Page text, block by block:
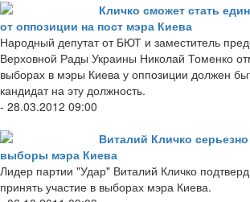
Кличко сможет стать
от оппозиции на пост мэра Киева
Народный депутат от БЮТ и заместитель
Верховной Рады Украины Николай Томенко
выборах в мэры Киева у оппозиции должен
кандидат на эту должность.
- 28.03.2012 09:00
Виталий Кличко
выборы мэра Киева
Лидер партии "Удар" Виталий Кличко
принять участие в выборах мэра Киева.